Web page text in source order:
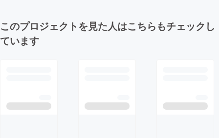
このプロジェクトを見た人はこちらもチェックし
ています